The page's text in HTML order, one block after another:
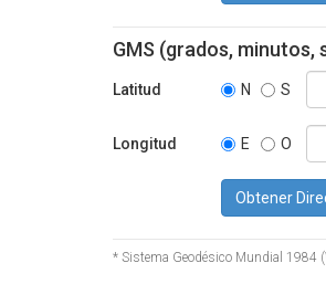
GMS (grados, minutos,
Latitud N S
Longitud E O
Obtener
* Sistema Geodésico Mundial 1984